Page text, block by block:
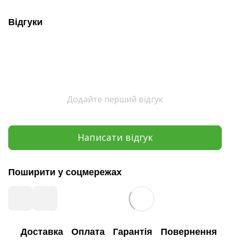
Відгуки
Додайте перший відгук
Написати відгук
Поширити у соцмережах
Доставка Оплата Гарантія Повернення